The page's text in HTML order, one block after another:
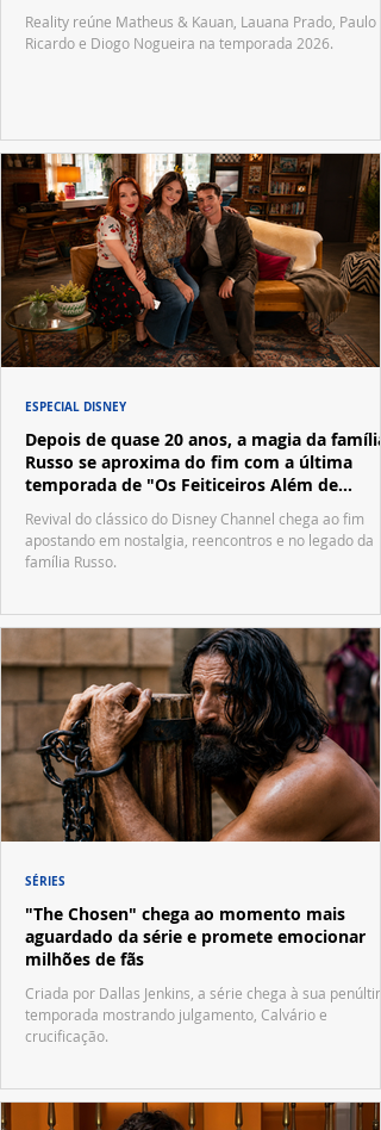
Reality reúne Matheus & Kauan, Lauana Prado, Paulo
Ricardo e Diogo Nogueira na temporada 2026.
Depois de quase 20 anos, a magia da família
Russo se aproxima do fim com a última
temporada de "Os Feiticeiros Além de
Revival do clássico do Disney Channel chega ao fim
apostando em nostalgia, reencontros e no legado da
família Russo.
ESPECIAL DISNEY
"The Chosen" chega ao momento mais
aguardado da série e promete emocionar
milhões de fãs
Criada por Dallas Jenkins, a série chega à sua
temporada mostrando julgamento, Calvário e
crucificação.
SÉRIES